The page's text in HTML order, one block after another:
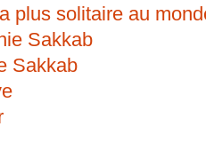
plus solitaire au
Sakkab
Sakkab